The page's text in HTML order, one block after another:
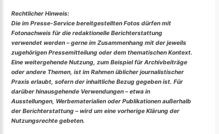
Rechtlicher Hinweis:
Die im Presse-Service bereitgestellten Fotos dürfen mit
Fotonachweis für die redaktionelle Berichterstattung
verwendet werden – gerne im Zusammenhang mit der jeweils
zugehörigen Pressemitteilung oder dem thematischen Kontext.
Eine weitergehende Nutzung, zum Beispiel für Archivbeiträge
oder andere Themen, ist im Rahmen üblicher journalistischer
Praxis erlaubt, sofern der inhaltliche Bezug gegeben ist. Für
darüber hinausgehende Verwendungen – etwa in
Ausstellungen, Werbematerialien oder Publikationen außerhalb
der Berichterstattung – wird um eine vorherige Klärung der
Nutzungsrechte gebeten.